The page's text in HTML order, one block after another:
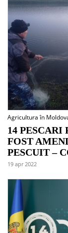
Agricultura în
14 PESCARI
FOST
PESCUIT –
19 apr 2022